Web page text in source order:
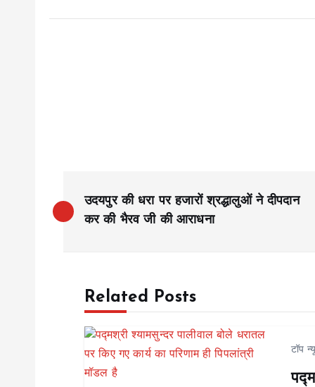
o
उदयपुर की धरा पर हजारों श्रद्धालुओं ने दीपदान
कर की भैरव जी की आराधना
Related Posts
टॉप